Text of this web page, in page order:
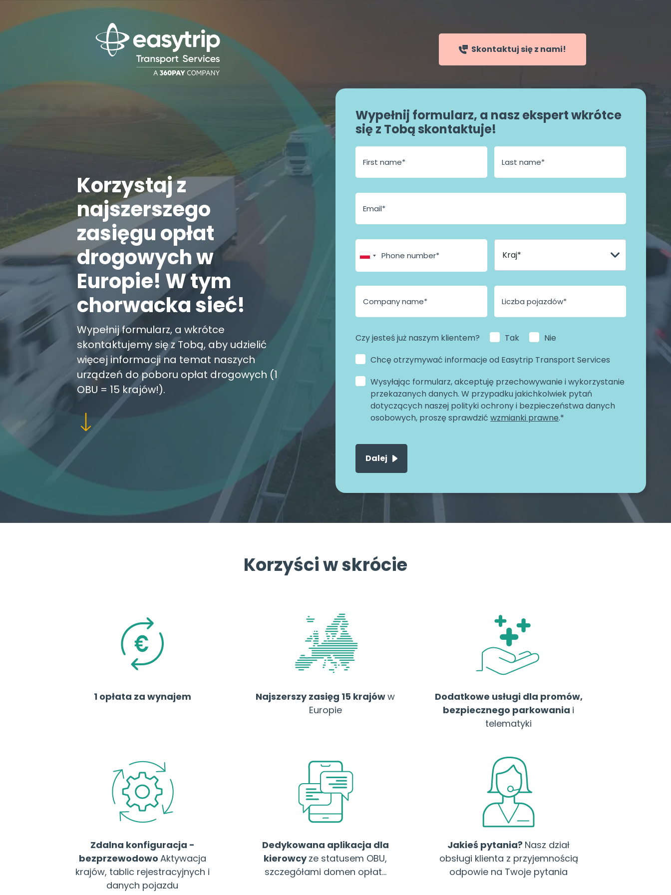
Skontaktuj się z nami!
Korzystaj z
najszerszego
zasięgu opłat
drogowych w
Europie! W tym
chorwacka sieć!
Wypełnij formularz, a wkrótce
skontaktujemy się z Tobą, aby udzielić
więcej informacji na temat naszych
urządzeń do poboru opłat drogowych (1
OBU = 15 krajów!).
Wypełnij formularz, a nasz ekspert wkrótce
się z Tobą skontaktuje!
E
a
Czy jesteś już naszym klientem? Tak
Nie
Chcę otrzymywać informacje od Easytrip Transport Services
Wysyłając formularz, akceptuję przechowywanie i wykorzystanie
przekazanych danych. W przypadku jakichkolwiek pytań
dotyczących naszej polityki ochrony i bezpieczeństwa danych
osobowych, proszę sprawdzić wzmianki prawne.*
Korzyści w skrócie
1 opłata za wynajem Najszerszy zasięg 15 krajóww
Europie
Dodatkowe usługi dla promów,
bezpiecznego parkowania i
telematyki
Zdalna konfiguracja -
bezprzewodowo Aktywacja
krajów, tablic rejestracyjnych i
danych pojazdu
Dedykowana aplikacja dla
kierowcyze statusem OBU,
szczegółami domen opłat...
Jakieś pytania? Nasz dział
obsługi klienta z przyjemnością
odpowie na Twoje pytania